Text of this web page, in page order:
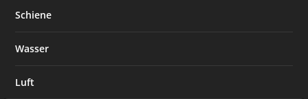
Schiene
Wasser
Luft